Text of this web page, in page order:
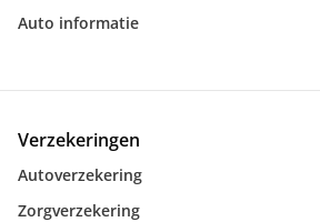
Auto informatie
Verzekeringen
Autoverzekering
Zorgverzekering